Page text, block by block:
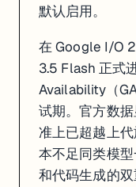
默认启用。
在 Google I/O
3.5 Flash 正式
Availability（
试期。官方数
准上已超越上
本不足同类模
和代码生成的